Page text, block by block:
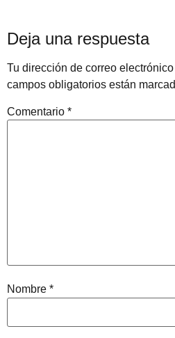
Deja una respuesta
Tu dirección de correo
campos obligatorios están
Comentario *
Nombre *